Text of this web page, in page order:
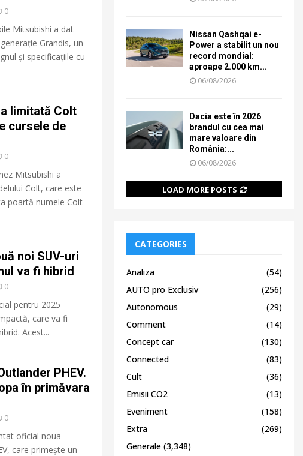
0
Mitsubishi a dat
Grandis, un
și specificațiile cu
limitată Colt
cursele de
0
Mitsubishi a
Colt, care este
poartă numele Colt
noi SUV-uri
va fi hibrid
0
pentru 2025
care va fi
Acest...
PHEV.
în primăvara
0
oficial noua
care primește un
Nissan Qashqai e-
Power a stabilit un nou
record mondial:
aproape 2.000 km...
06/08/2026
Dacia este în 2026
brandul cu cea mai
mare valoare din
România:...
06/08/2026
LOAD MORE POSTS
CATEGORIES
Analiza
(54)
AUTO pro Exclusiv
(256)
Autonomous
(29)
Comment
(14)
Concept car
(130)
Connected
(83)
Cult
(36)
Emisii CO2
(13)
Eveniment
(158)
Extra
(269)
Generale (3,348)